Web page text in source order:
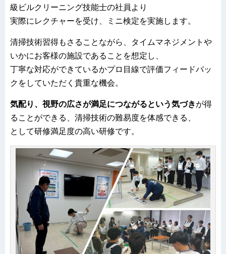
級ビルクリーニング技能士の社員より
実際にレクチャーを受け、ミニ検定を実施します。
清掃技術習得もさることながら、タイムマネジメントや
いかにお客様の施設であることを想定し、
丁寧な対応ができているかプロ目線で評価フィードバッ
クをしていただく貴重な機会。
気配り、視野の広さが満足につながるという気づきが得
ることができる、清掃技術の難易度を体感できる、
として研修満足度の高い研修です。